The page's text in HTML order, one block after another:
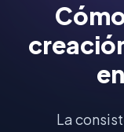
La